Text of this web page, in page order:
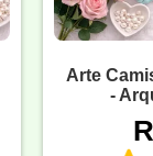
Arte
-